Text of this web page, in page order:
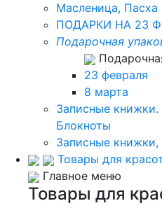
Масленица, Пасха
ПОДАРКИ НА 23
Подарочная
23 февраля
8 марта
Записные
Блокноты
Записные
Товары для
Главное меню
Товары для